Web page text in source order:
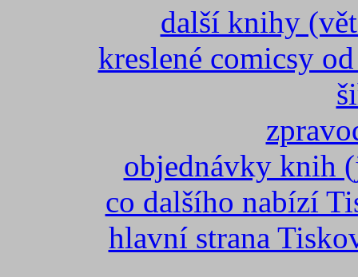
další knihy
kreslené comicsy
objednávky knih
co dalšího nabízí
hlavní strana